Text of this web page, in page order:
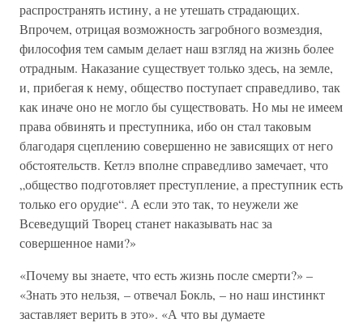
распространять истину, а не утешать страдающих.
Впрочем, отрицая возможность загробного возмездия,
философия тем самым делает наш взгляд на жизнь более
отрадным. Наказание существует только здесь, на земле,
и, прибегая к нему, общество поступает справедливо, так
как иначе оно не могло бы существовать. Но мы не имеем
права обвинять и преступника, ибо он стал таковым
благодаря сцеплению совершенно не зависящих от него
обстоятельств. Кетлэ вполне справедливо замечает, что
„общество подготовляет преступление, а преступник есть
только его орудие“. А если это так, то неужели же
Всеведущий Творец станет наказывать нас за
совершенное нами?»
«Почему вы знаете, что есть жизнь после смерти?» –
«Знать это нельзя, – отвечал Бокль, – но наш инстинкт
заставляет верить в это». «А что вы думаете